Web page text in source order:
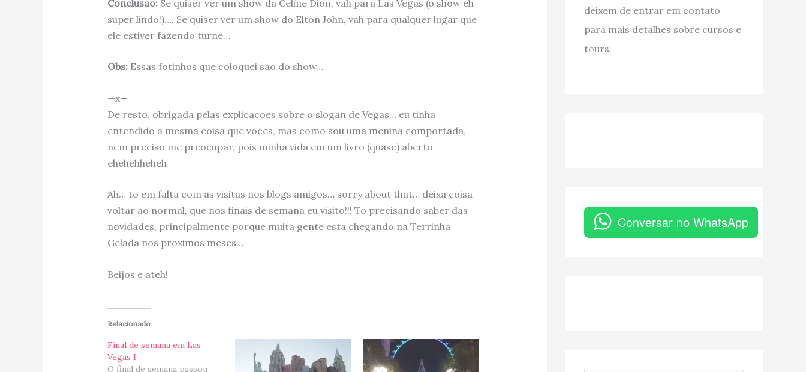
Conclusao:Se quiser ver um show da Celine Dion, vah para Las Vegas (o show eh
super lindo!)…. Se quiser ver um show do Elton John, vah para qualquer lugar que
ele estiver fazendo turne…
Obs: Essas fotinhos que coloquei sao do show…
—x—
De resto, obrigada pelas explicacoes sobre o slogan de Vegas… eu tinha
entendido a mesma coisa que voces, mas como sou uma menina comportada,
nem preciso me preocupar, pois minha vida em um livro (quase) aberto
ehehehheheh
Ah… to em falta com as visitas nos blogs amigos… sorry about that… deixa coisa
voltar ao normal, que nos finais de semana eu visito!!! To precisando saber das
novidades, principalmente porque muita gente esta chegando na Terrinha
Gelada nos proximos meses…
Beijos e ateh!
Relacionado
Final de semana em Las
Vegas I
O final de semana passou
deixem de entrar em contato
para mais detalhes sobre cursos e
tours.
Conversar no WhatsApp